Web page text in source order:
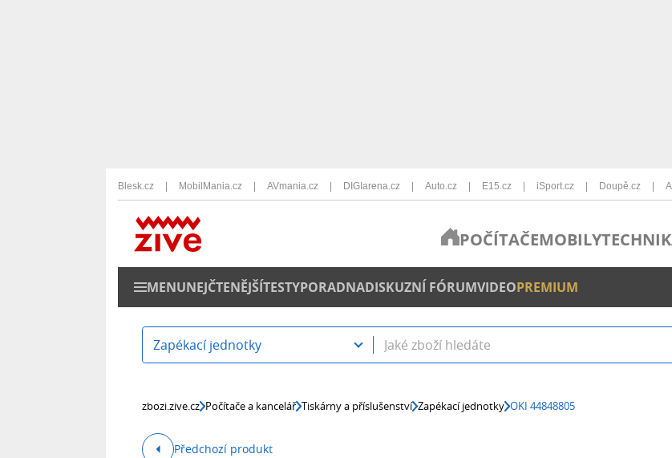
Blesk.cz MobilMania.cz AVmania.cz DIGIarena.cz Auto.cz E15.cz iSport.cz Doupě.cz
POČÍTAČEMOBILY
MENUNEJČTENĚJŠÍTESTYPORADNADISKUZNÍ FÓRUMVIDEOPREMIUM
Zapékací jednotky
zbozi.zive.cz Počítače a kancelář Tiskárny a příslušenství Zapékací jednotky OKI 44848805
Předchozí produkt